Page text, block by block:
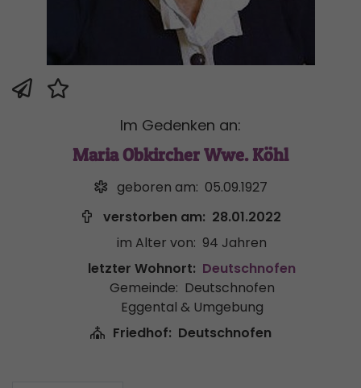
Im Gedenken an:
Maria Obkircher Wwe. Köhl
geboren am: 05.09.1927
verstorben am: 28.01.2022
im Alter von: 94 Jahren
letzter Wohnort: Deutschnofen
Gemeinde: Deutschnofen
Eggental & Umgebung
Friedhof: Deutschnofen